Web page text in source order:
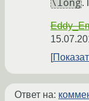
\long.
Ответ на: